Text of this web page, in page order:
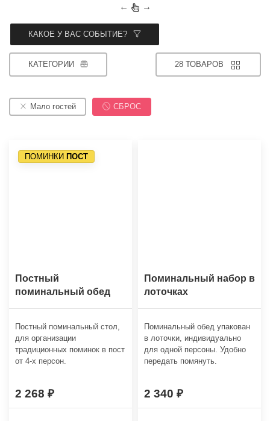
← →
КАКОЕ У ВАС СОБЫТИЕ?
КАТЕГОРИИ 28 ТОВАРОВ
Мало гостей СБРОС
ПОМИНКИ ПОСТ
Постный
поминальный обед
Постный поминальный стол,
для организации
традиционных поминок в пост
от 4-х персон.
2 268
Поминальный набор в
лоточках
Поминальный обед упакован
в лоточки, индивидуально
для одной персоны. Удобно
передать помянуть.
2 340